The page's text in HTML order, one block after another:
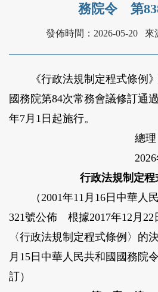
務院令 第
發佈時間：2026-05-20 來
《行政法規制定程式條例》
國務院第84次常務會議修訂通
年7月1日起施行。
總
行政法規制定程
（2001年11月16日中華人
321號公佈 根據2017年12月22
〈行政法規制定程式條例〉的
月15日中華人民共和國國務院
訂）